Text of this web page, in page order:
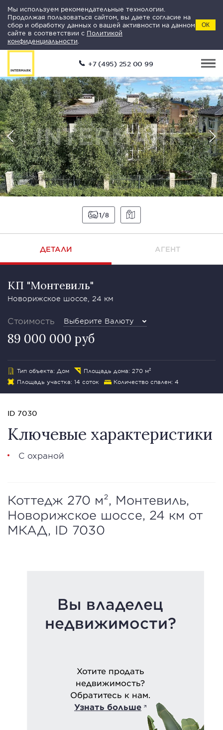
Мы используем рекомендательные технологии.
Продолжая пользоваться сайтом, вы даете согласие на
сбор и обработку данных о вашей активности на данном
сайте в соответствии с Политикой
конфиденциальности
ОК
+7 (495) 252 00 99
1 8
ДЕТАЛИ АГЕНТ
КП "Монтевиль"
Новорижское шоссе, 24 км
Стоимость Выберите Валюту
89 000 000 руб
Тип объекта: Дом
Площадь дома: 270 м²
Площадь участка: 14 соток
Количество спален: 4
ID 7030
Ключевые характеристики
С охраной
Коттедж 270 м², Монтевиль,
Новорижское шоссе, 24 км от
МКАД, ID 7030
Вы владелец
недвижимости?
Хотите продать
недвижимость?
Обратитесь к нам.
Узнать больше